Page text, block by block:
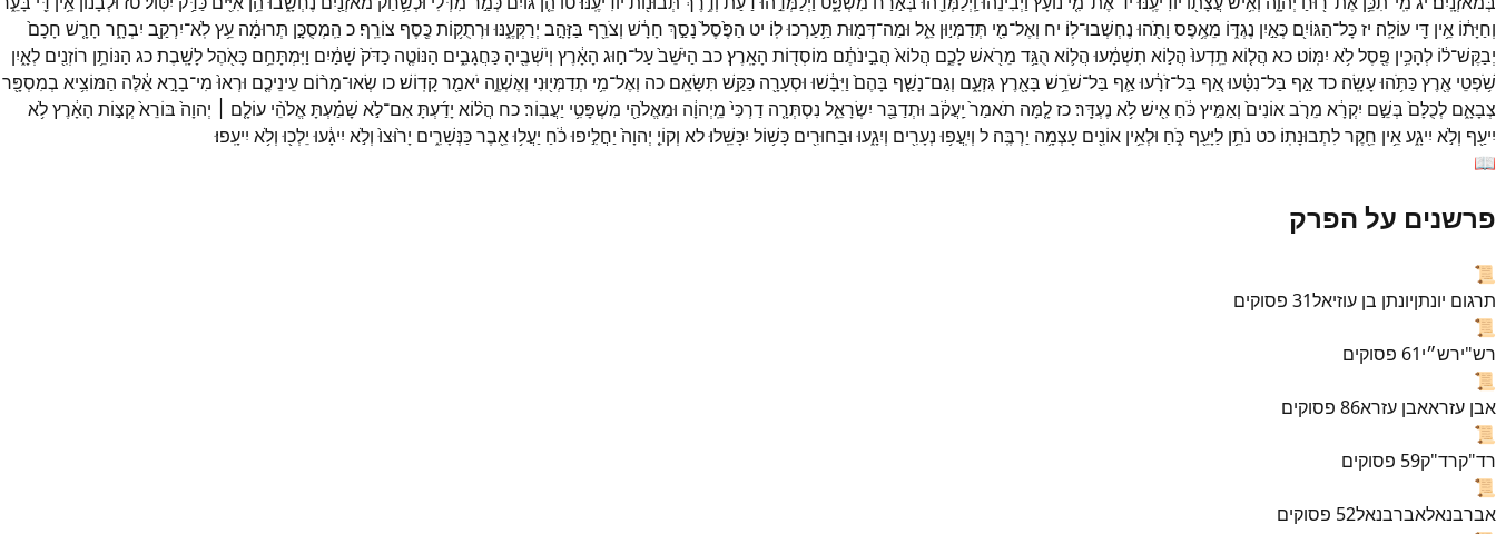
וְחַיָּת֔וֹ אֵ֥ין דֵּ֖י עוֹלָֽה׃ יזכָּל־הַגּוֹיִ֖ם כְּאַ֣יִן נֶגְדּ֑וֹ מֵאֶ֥פֶס וָתֹ֖הוּ נֶחְשְׁבוּ־לֽוֹ׃ יח וְאֶל־מִ֖י תְּדַמְּי֣וּן אֵ֑ל וּמַה־דְּמ֖וּת תַּ֥עַרְכוּלֽוֹ׃ יט הַפֶּ֙סֶל֙ נָסַ֣ךְ חָרָ֔שׁ וְצֹרֵ֖ף בַּזָּהָ֣ב יְרַקְּעֶ֑נּוּ וּרְתֻק֥וֹתכֶּ֖סֶף צוֹרֵֽף׃ כ הַֽמְסֻכָּ֣ן תְּרוּמָ֔ה עֵ֥ץלֹֽא־יִרְקַ֖ב יִבְחָ֑ר חָרָ֤שׁ חָכָם֙
יְבַקֶּשׁ־ל֔וֹ לְהָכִ֥ין פֶּ֖סֶללֹ֥א יִמּֽוֹט׃ כא הֲל֤וֹא תֵֽדְעוּ֙ הֲל֣וֹא תִשְׁמָ֔עוּ הֲל֛וֹא הֻגַּ֥ד מֵרֹ֖אשׁלָכֶ֑ם הֲלוֹא֙ הֲבִ֣ינֹתֶ֔ם מוֹסְד֖וֹת הָאָֽרֶץ׃כב הַיֹּשֵׁב֙עַל־ח֣וּג הָאָ֔רֶץ וְיֹשְׁבֶ֖יהָ כַּחֲגָבִ֑ים הַנּוֹטֶ֤ה כַדֹּק֙ שָׁמַ֔יִם וַיִּמְתָּחֵ֥ם כָּאֹ֖הֶללָשָֽׁבֶת׃כג הַנּוֹתֵ֥ן רוֹזְנִ֖ים לְאָ֑יִן
שֹׁ֥פְטֵי אֶ֖רֶץכַּתֹּ֥הוּעָשָֽׂה׃ כדאַ֣ף בַּל־נִטָּ֗עוּאַ֚ף בַּל־זֹרָ֔עוּאַ֛ף בַּל־שֹׁרֵ֥שׁ בָּאָ֖רֶץגִּזְעָ֑ם וְגַם־נָשַׁ֤ף בָּהֶם֙ וַיִּבָ֔שׁוּ וּסְעָרָ֖ה כַּקַּ֥שׁ תִּשָּׂאֵֽם׃ כה וְאֶל־מִ֥י תְדַמְּי֖וּנִי וְאֶשְׁוֶ֑ה יֹאמַ֖רקָדֽוֹשׁ׃כו שְׂאוּ־מָר֨וֹם עֵינֵיכֶ֤ם וּרְאוּ֙ מִי־בָרָ֣אאֵ֔לֶּה הַמּוֹצִ֥יא בְמִסְפָּ֖ר
צְבָאָ֑ם לְכֻלָּם֙ בְּשֵׁ֣ם יִקְרָ֔א מֵרֹ֤באוֹנִים֙ וְאַמִּ֣יץכֹּ֔חַ אִ֖ישׁלֹ֥א נֶעְדָּֽר׃כזלָ֤מָּה תֹאמַר֙ יַֽעֲקֹ֔ב וּתְדַבֵּ֖ר יִשְׂרָאֵ֑ל נִסְתְּרָ֤ה דַרְכִּי֙ מֵֽיְהוָ֔ה וּמֵאֱלֹהַ֖י מִשְׁפָּטִ֥י יַעֲבֽוֹר׃כח הֲל֨וֹא יָדַ֜עְתָּאִם־לֹ֣א שָׁמַ֗עְתָּאֱלֹהֵ֨י עוֹלָ֤ם ׀ יְהוָה֙ בּוֹרֵא֙קְצ֣וֹת הָאָ֔רֶץלֹ֥א
יִיעַ֖ף וְלֹ֣א יִיגָ֑עאֵ֥ין חֵ֖קֶרלִתְבוּנָתֽוֹ׃ כט נֹתֵ֥ן לַיָּעֵ֖ף כֹּ֑חַ וּלְאֵ֥ין אוֹנִ֖ים עָצְמָ֥ה יַרְבֶּֽה׃ ל וְיִֽעֲפ֥וּ נְעָרִ֖ים וְיִגָ֑עוּ וּבַחוּרִ֖ים כָּשׁ֥וֹל יִכָּשֵֽׁלוּ׃לא וְקוֹיֵ֤ יְהוָה֙ יַחֲלִ֣יפוּכֹ֔חַ יַעֲל֥וּאֵ֖בֶרכַּנְּשָׁרִ֑ים יָר֙וּצוּ֙ וְלֹ֣א יִיגָ֔עוּ יֵלְכ֖וּ וְלֹ֥א יִיעָֽפוּ׃
📖
פרשנים על הפרק
📜
תרגום יונתןיונתן בן עוזיאל31 פסוקים
📜
רש"ירש״י61 פסוקים
📜
אבן עזראאבן עזרא86 פסוקים
📜
רד"קרד"ק59 פסוקים
📜
אברבנאלאברבנאל52 פסוקים